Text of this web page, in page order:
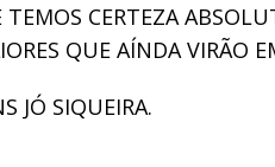
TEMOS CERTEZA
QUE AÍNDA VIRÃO
JÓ SIQUEIRA.